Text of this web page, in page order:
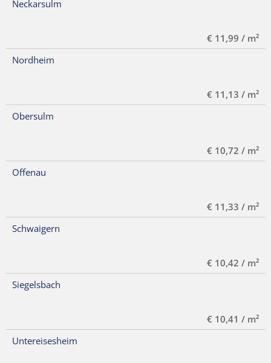
Neckarsulm
€ 11,99 / m²
Nordheim
€ 11,13 / m²
Obersulm
€ 10,72 / m²
Offenau
€ 11,33 / m²
Schwaigern
€ 10,42 / m²
Siegelsbach
€ 10,41 / m²
Untereisesheim